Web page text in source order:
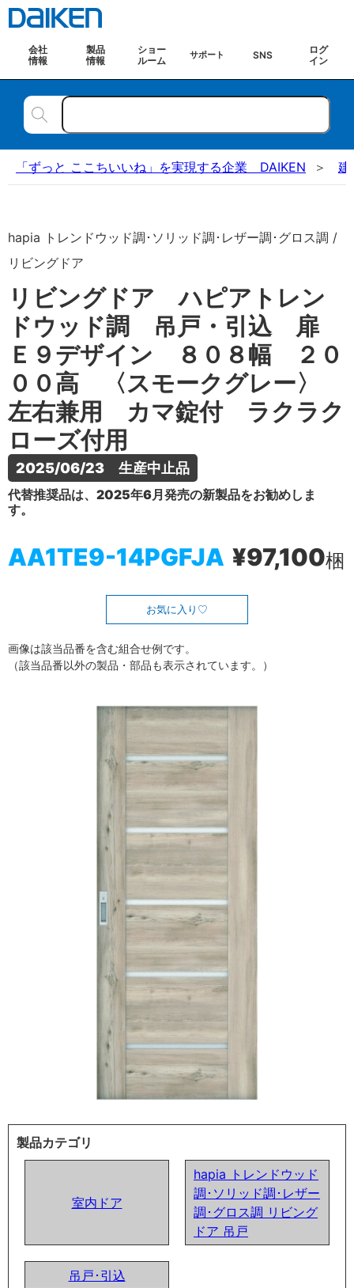
会社
情報
製品
情報
ショー
ルーム
サポート SNS
ログ
イン
「ずっと ここちいいね」を実現する企業 DAIKEN 建
hapia トレンドウッド調･ソリッド調･レザー調･グロス調 /
リビングドア
リビングドア ハピアトレン
ドウッド調 吊戸・引込 扉
Ｅ９デザイン ８０８幅 ２０
００高 〈スモークグレー〉
左右兼用 カマ錠付 ラクラク
ローズ付用
2025/06/23　生産中止品
代替推奨品は、2025年6月発売の新製品をお勧めしま
す。
AA1TE9-14PGFJA ¥97,100梱
お気に入り
画像は該当品番を含む組合せ例です。
（該当品番以外の製品・部品も表示されています。）
製品カテゴリ
室内ドア
hapia トレンドウッド
調･ソリッド調･レザー
調･グロス調 リビング
ドア 吊戸
吊戸･引込